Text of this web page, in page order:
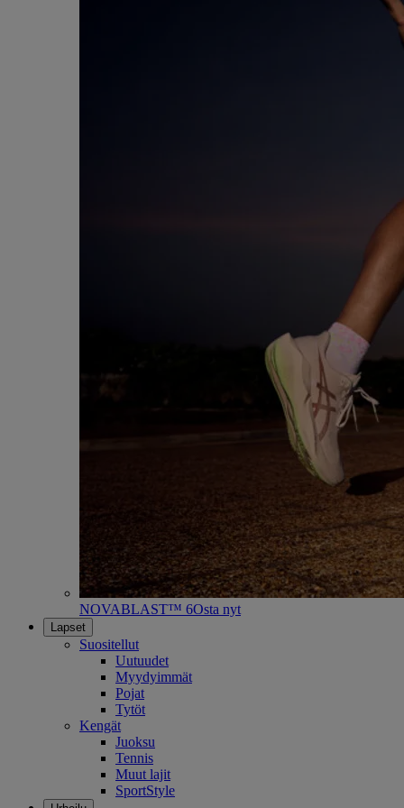
NOVABLAST™ 6Osta nyt
Lapset
Suositellut
Uutuudet
Myydyimmät
Pojat
Tytöt
Kengät
Juoksu
Tennis
Muut lajit
SportStyle